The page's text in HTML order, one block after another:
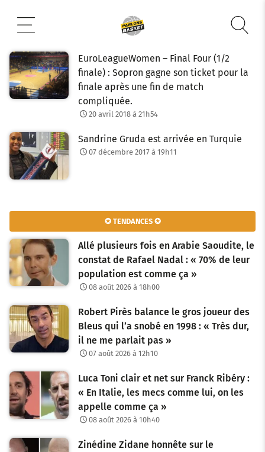
contenu
EuroLeagueWomen – Final Four (1/2
finale) : Sopron gagne son ticket pour la
finale après une fin de match
compliquée.
20 avril 2018 à 21h54
Sandrine Gruda est arrivée en Turquie
07 décembre 2017 à 19h11
✪ TENDANCES ✪
Allé plusieurs fois en Arabie Saoudite, le
constat de Rafael Nadal : « 70% de leur
population est comme ça »
08 août 2026 à 18h00
Robert Pirès balance le gros joueur des
Bleus qui l’a snobé en 1998 : « Très dur,
il ne me parlait pas »
07 août 2026 à 12h10
Luca Toni clair et net sur Franck Ribéry :
« En Italie, les mecs comme lui, on les
appelle comme ça »
08 août 2026 à 10h40
Zinédine Zidane honnête sur le